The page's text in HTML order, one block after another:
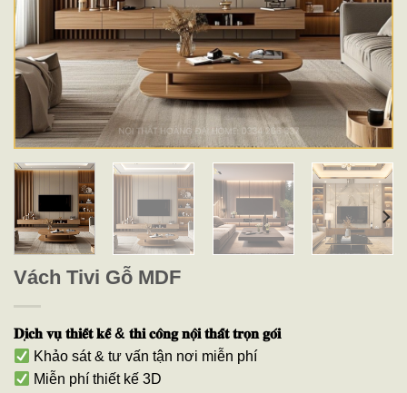
Vách Tivi Gỗ MDF
𝐃𝐢̣𝐜𝐡 𝐯𝐮̣ 𝐭𝐡𝐢𝐞̂́𝐭 𝐤𝐞̂́ & 𝐭𝐡𝐢 𝐜𝐨̂𝐧𝐠 𝐧𝐨̣̂𝐢 𝐭𝐡𝐚̂́𝐭 𝐭𝐫𝐨̣𝐧 𝐠𝐨́𝐢
Khảo sát & tư vấn tận nơi miễn phí
Miễn phí thiết kế 3D